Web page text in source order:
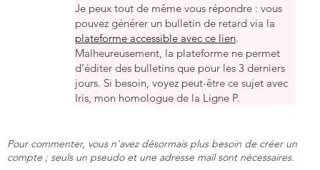
Je peux tout de même vous répondre : vous
pouvez générer un bulletin de retard via la
plateforme accessible avec ce lien.
Malheureusement, la plateforme ne permet
d’éditer des bulletins que pour les 3 derniers
jours. Si besoin, voyez peut-être ce sujet avec
Iris, mon homologue de la Ligne P.
Pour commenter, vous n’avez désormais plus besoin de créer un
compte ; seuls un pseudo et une adresse mail sont nécessaires.